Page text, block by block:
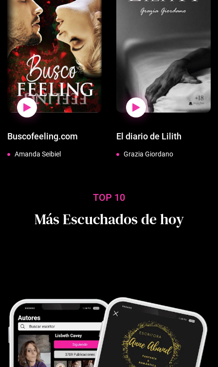
Buscofeeling.com
Amanda Seibiel
El diario de Lilith
Grazia Giordano
TOP 10
Más Escuchados de hoy